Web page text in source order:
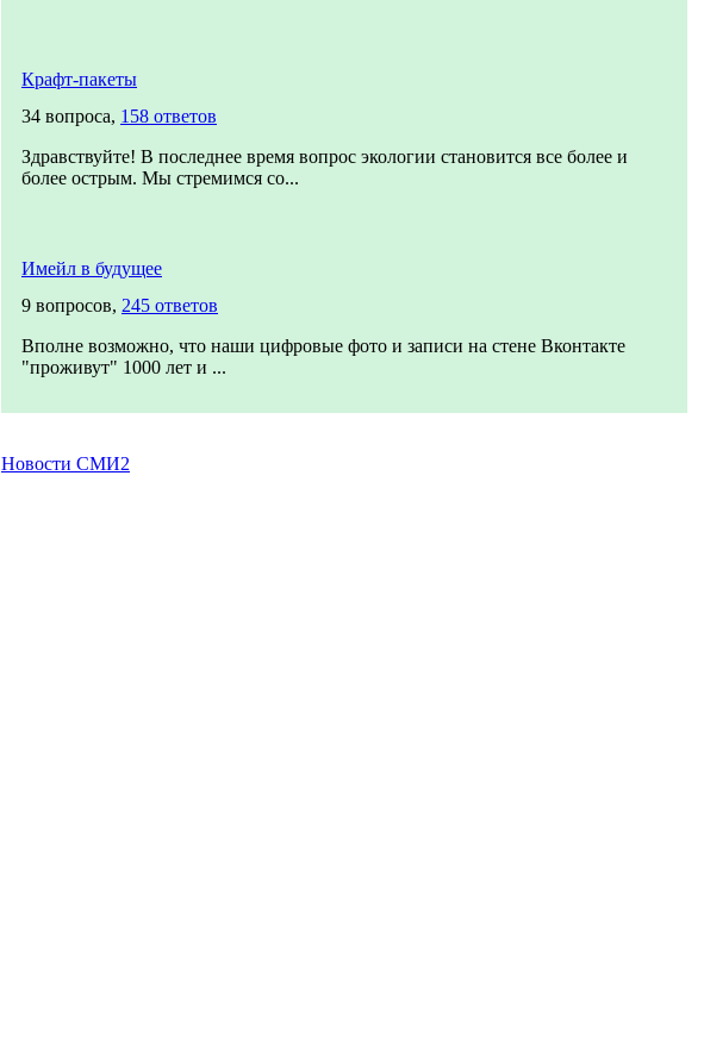
Крафт-пакеты
34 вопроса, 158 ответов
Здравствуйте! В последнее время вопрос экологии становится все более и
более острым. Мы стремимся со...
Имейл в будущее
9 вопросов, 245 ответов
Вполне возможно, что наши цифровые фото и записи на стене Вконтакте
"проживут" 1000 лет и ...
Новости СМИ2